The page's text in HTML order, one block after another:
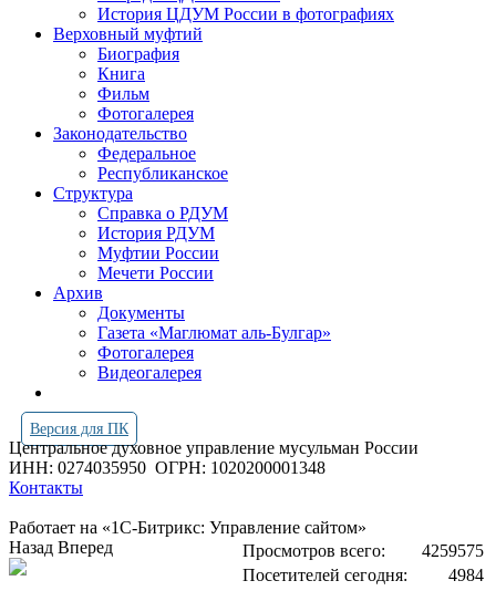
История ЦДУМ России в фотографиях
Верховный муфтий
Биография
Книга
Фильм
Фотогалерея
Законодательство
Федеральное
Республиканское
Структура
Справка о РДУМ
История РДУМ
Муфтии России
Мечети России
Архив
Документы
Газета «Маглюмат аль-Булгар»
Фотогалерея
Видеогалерея
Версия для ПК
Центральное духовное управление мусульман России
ИНН: 0274035950 ОГРН: 1020200001348
Контакты
Работает на «1С-Битрикс: Управление сайтом»
Просмотров всего:
4259575
Посетителей сегодня:
4984
Назад Вперед